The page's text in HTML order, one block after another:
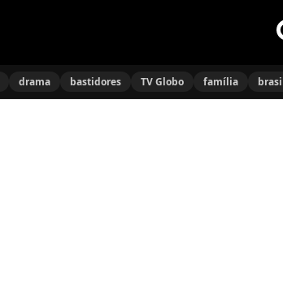
drama bastidores TV Globo família